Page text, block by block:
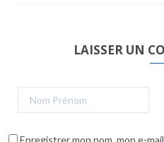
LAISSER UN
Enregistrer mon nom, mon e-